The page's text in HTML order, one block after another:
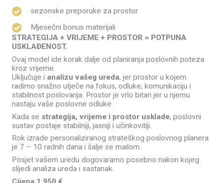
sezonske preporuke za prostor
Mjesečni bonus materijali
STRATEGIJA + VRIJEME + PROSTOR = POTPUNA
USKLAĐENOST.
Ovaj model ide korak dalje od planiranja poslovnih poteza
kroz vrijeme.
Uključuje i analizu vašeg ureda, jer prostor u kojem
radimo snažno utječe na fokus, odluke, komunikaciju i
stabilnost poslovanja. Prostor je vrlo bitan jer u njemu
nastaju vaše poslovne odluke
Kada se strategija, vrijeme i prostor usklade, poslovni
sustav postaje stabilniji, jasniji i učinkovitiji.
Rok izrade personaliziranog strateškog poslovnog planera
je 7 – 10 radnih dana i šalje se mailom.
Posjet vašem uredu dogovaramo posebno nakon kojeg
slijedi analiza ureda i sastanak.